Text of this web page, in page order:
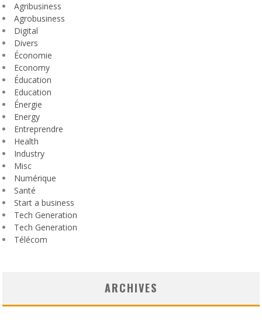
Agribusiness
Agrobusiness
Digital
Divers
Économie
Economy
Éducation
Education
Énergie
Energy
Entreprendre
Health
Industry
Misc
Numérique
Santé
Start a business
Tech Generation
Tech Generation
Télécom
ARCHIVES